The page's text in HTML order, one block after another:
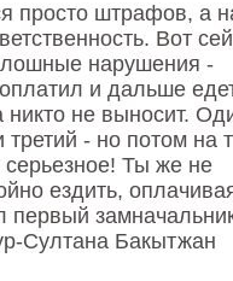
просто штрафов, а
Вот
нарушения -
и дальше
никто не выносит.
- но потом на
серьезное! Ты же не
ездить,
Султана Бакытжан